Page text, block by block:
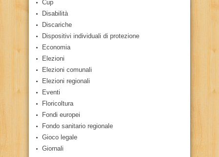
Cup
Disabilità
Discariche
Dispositivi individuali di protezione
Economia
Elezioni
Elezioni comunali
Elezioni regionali
Eventi
Floricoltura
Fondi europei
Fondo sanitario regionale
Gioco legale
Giornali